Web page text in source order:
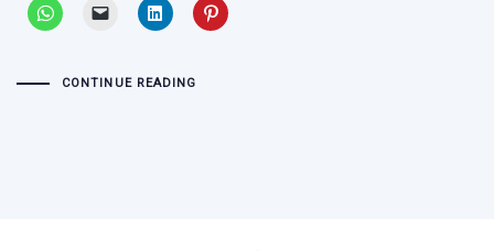
CONTINUE READING